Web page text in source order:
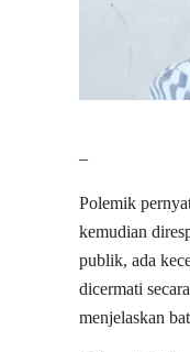
–
Polemik
kemudian
publik, ada
dicermati
menjelaskan